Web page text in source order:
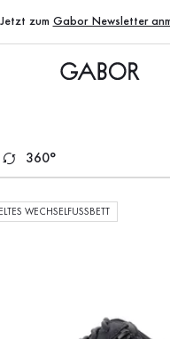
Jetzt zum Gabor Newsletter
360°
WECHSELFUSSBETT